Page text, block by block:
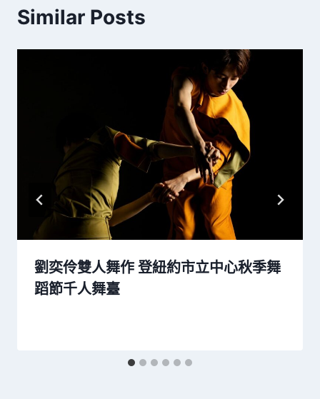
Similar Posts
劉奕伶雙人舞作 登紐約市立中心秋季舞
蹈節千人舞臺